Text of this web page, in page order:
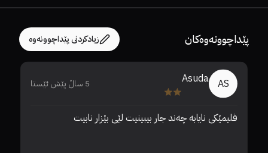
پێداچوونەوەکان زیادکردنی پێداچوونەوە
AS
Asuda 5 ساڵ پێش ئێستا
فلیمێکی نایابە چەند جار بیبینیت لێی بێزار نابیت